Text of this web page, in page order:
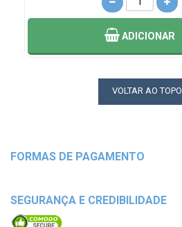
ADICIONAR
VOLTAR AO TOPO
FORMAS DE PAGAMENTO
SEGURANÇA E CREDIBILIDADE